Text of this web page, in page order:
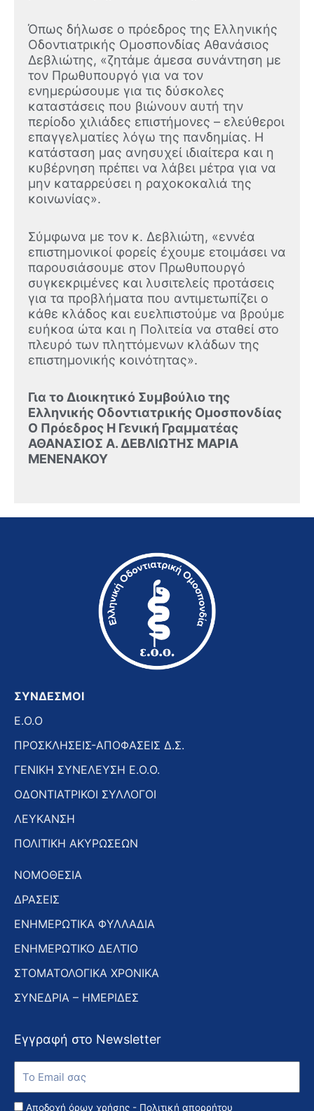
Όπως δήλωσε ο πρόεδρος της Ελληνικής
Οδοντιατρικής Ομοσπονδίας Αθανάσιος
Δεβλιώτης, «ζητάμε άμεσα συνάντηση με
τον Πρωθυπουργό για να τον
ενημερώσουμε για τις δύσκολες
καταστάσεις που βιώνουν αυτή την
περίοδο χιλιάδες επιστήμονες – ελεύθεροι
επαγγελματίες λόγω της πανδημίας. Η
κατάσταση μας ανησυχεί ιδιαίτερα και η
κυβέρνηση πρέπει να λάβει μέτρα για να
μην καταρρεύσει η ραχοκοκαλιά της
κοινωνίας».
Σύμφωνα με τον κ. Δεβλιώτη, «εννέα
επιστημονικοί φορείς έχουμε ετοιμάσει να
παρουσιάσουμε στον Πρωθυπουργό
συγκεκριμένες και λυσιτελείς προτάσεις
για τα προβλήματα που αντιμετωπίζει ο
κάθε κλάδος και ευελπιστούμε να βρούμε
ευήκοα ώτα και η Πολιτεία να σταθεί στο
πλευρό των πληττόμενων κλάδων της
επιστημονικής κοινότητας».
Για το Διοικητικό Συμβούλιο της
Ελληνικής Οδοντιατρικής Ομοσπονδίας
Ο Πρόεδρος Η Γενική Γραμματέας
ΑΘΑΝΑΣΙΟΣ Α. ΔΕΒΛΙΩΤΗΣ ΜΑΡΙΑ
ΜΕΝΕΝΑΚΟΥ
ΣΥΝΔΕΣΜΟΙ
E.O.O
ΠΡΟΣΚΛΗΣΕΙΣ-ΑΠΟΦΑΣΕΙΣ Δ.Σ.
ΓΕΝΙΚΗ ΣΥΝΕΛΕΥΣΗ Ε.Ο.Ο.
ΟΔΟΝΤΙΑΤΡΙΚΟΙ ΣΥΛΛΟΓΟΙ
ΛΕΥΚΑΝΣΗ
ΠΟΛΙΤΙΚΗ ΑΚΥΡΩΣΕΩΝ
ΝΟΜΟΘΕΣΙΑ
ΔΡΑΣΕΙΣ
ΕΝΗΜΕΡΩΤΙΚΑ ΦΥΛΛΑΔΙΑ
ΕΝΗΜΕΡΩΤΙΚΟ ΔΕΛΤΙΟ
ΣΤΟΜΑΤΟΛΟΓΙΚΑ ΧΡΟΝΙΚΑ
ΣΥΝΕΔΡΙΑ – ΗΜΕΡΙΔΕΣ
Εγγραφή στο Newsletter
στο
Newsletter
Αποδοχή όρων χρήσης - Πολιτική απορρήτου